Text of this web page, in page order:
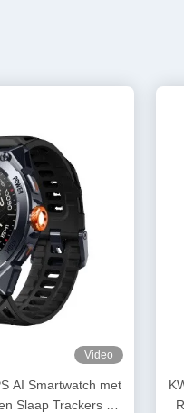
Video
AI Smartwatch met
Slaap Trackers AI